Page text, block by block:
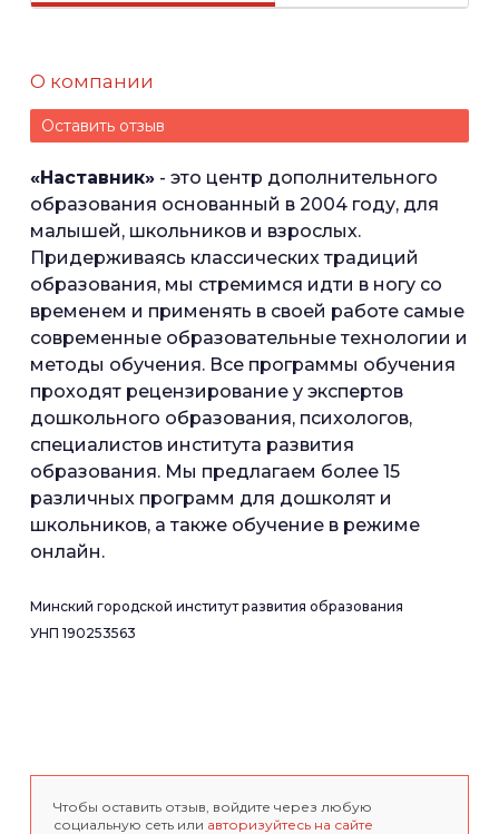
О компании
Оставить отзыв
«Наставник» - это центр дополнительного
образования основанный в 2004 году, для
малышей, школьников и взрослых.
Придерживаясь классических традиций
образования, мы стремимся идти в ногу со
временем и применять в своей работе самые
современные образовательные технологии и
методы обучения. Все программы обучения
проходят рецензирование у экспертов
дошкольного образования, психологов,
специалистов института развития
образования. Мы предлагаем более 15
различных программ для дошколят и
школьников, а также обучение в режиме
онлайн.
Минский городской институт развития образования
УНП 190253563
Чтобы оставить отзыв, войдите через любую
социальную сеть или авторизуйтесь на сайте